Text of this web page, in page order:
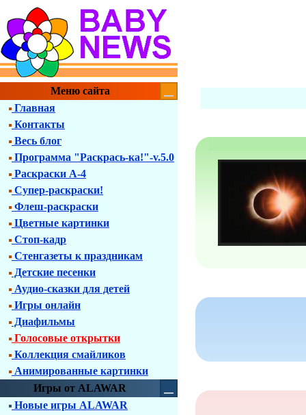
Меню сайта
Главная
Контакты
Весь блог
Программа "Раскрась-ка!"-v.5.0
Раскраски А-4
Супер-раскраски!
Флеш-раскраски
Цветные картинки
Стоп-кадр
Стенгазеты к праздникам
Детские песенки
Аудио-сказки для детей
Игры онлайн
Диафильмы
Голосовые открытки
Коллекция смайликов
Анимированные картинки
Игры от ALAWAR
Новые игры ALAWAR